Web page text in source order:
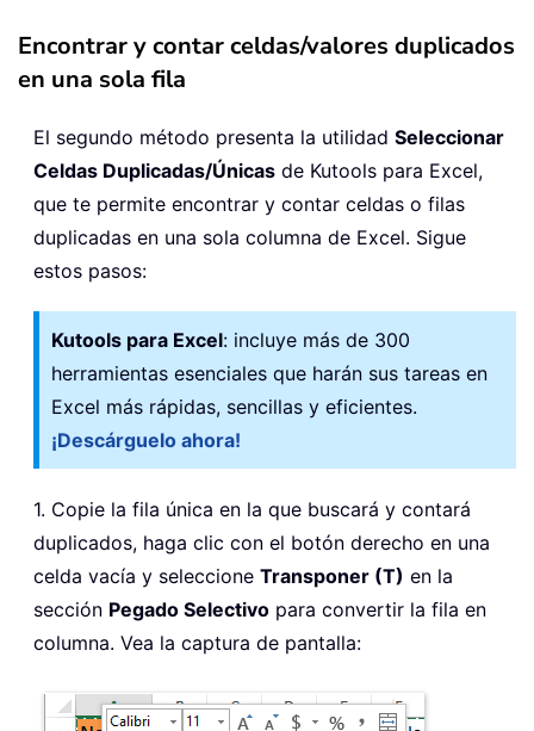
Encontrar y contar celdas/valores duplicados
en una sola fila
El segundo método presenta la utilidad Seleccionar
Celdas Duplicadas/Únicas de Kutools para Excel,
que te permite encontrar y contar celdas o filas
duplicadas en una sola columna de Excel. Sigue
estos pasos:
Kutools para Excel: incluye más de 300
herramientas esenciales que harán sus tareas en
Excel más rápidas, sencillas y eficientes.
¡Descárguelo ahora!
1. Copie la fila única en la que buscará y contará
duplicados, haga clic con el botón derecho en una
celda vacía y seleccione Transponer (T) en la
sección Pegado Selectivo para convertir la fila en
columna. Vea la captura de pantalla: